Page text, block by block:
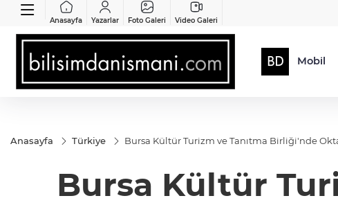
Anasayfa Yazarlar Foto Galeri Video Galeri
Mobil
Anasayfa Türkiye Bursa Kültür Turizm ve Tanıtma Birliği'nde
Bursa Kültür